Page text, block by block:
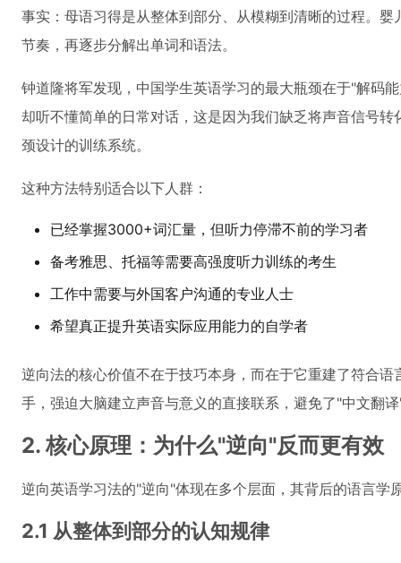
事实：母语习得是从整体到部分、从模糊到清晰的过程。
节奏，再逐步分解出单词和语法。
钟道隆将军发现，中国学生英语学习的最大瓶颈在于"解码
却听不懂简单的日常对话，这是因为我们缺乏将声音信号
颈设计的训练系统。
这种方法特别适合以下人群：
已经掌握3000+词汇量，但听力停滞不前的学习者
备考雅思、托福等需要高强度听力训练的考生
工作中需要与外国客户沟通的专业人士
希望真正提升英语实际应用能力的自学者
逆向法的核心价值不在于技巧本身，而在于它重建了符合
手，强迫大脑建立声音与意义的直接联系，避免了"中文翻
2. 核心原理：为什么"逆向"反而更有效
逆向英语学习法的"逆向"体现在多个层面，其背后的语言学
2.1 从整体到部分的认知规律